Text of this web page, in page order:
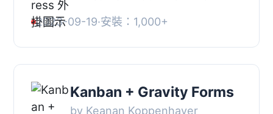
售追蹤、排程內容發布、新員工招聘等
等。您可以看到和展示您的專案進度，
讓您更有效率...
2023-09-19·安裝：1,000+
Kanban + Gravity Forms
by Keanan Koppenhaver